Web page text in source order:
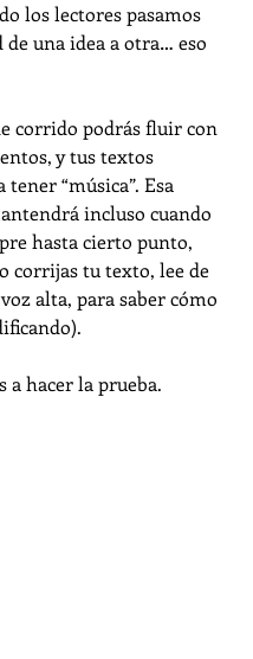
los lectores pasamos
de una idea a otra… eso
corrido podrás fluir con
y tus textos
tener “música”. Esa
incluso cuando
hasta cierto punto,
corrijas tu texto, lee de
alta, para saber cómo
a hacer la prueba.